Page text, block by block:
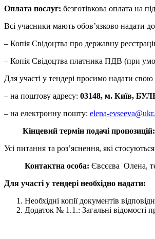
Оплата послуг: безготівкова оплата на
Всі учасники мають обов’язково надати
– Копія Свідоцтва про державну
– Копія Свідоцтва платника ПДВ (при
Для участі у тендері просимо надати
– на поштову адресу: 03148, м. Київ,
– на електронну пошту: elena-
Кінцевий термін подачі пропозицій:
Усі питання та роз’яснення, які
Контактна особа: Євсєєва Олена,
Для участі у тендері необхідно надати:
Необхідні копії документів
Додаток № 1.1.: Загальні відомості